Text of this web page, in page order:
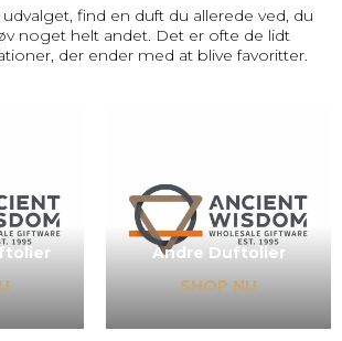
find en duft du allerede ved, du
noget helt andet. Det er ofte de lidt
der ender med at blive favoritter.
Andre Duftolier
SHOP NU